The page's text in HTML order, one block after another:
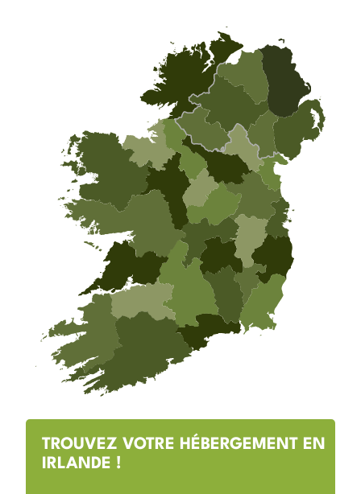
TROUVEZ VOTRE HÉBERGEMENT EN
IRLANDE !